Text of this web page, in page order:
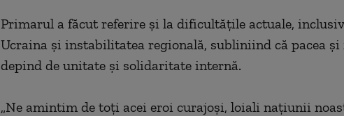
Primarul a făcut referire şi la dificultăţile actuale,
Ucraina şi instabilitatea regională, subliniind că pacea
depind de unitate şi solidaritate internă.
„Ne amintim de toţi acei eroi curajoşi, loiali naţiunii